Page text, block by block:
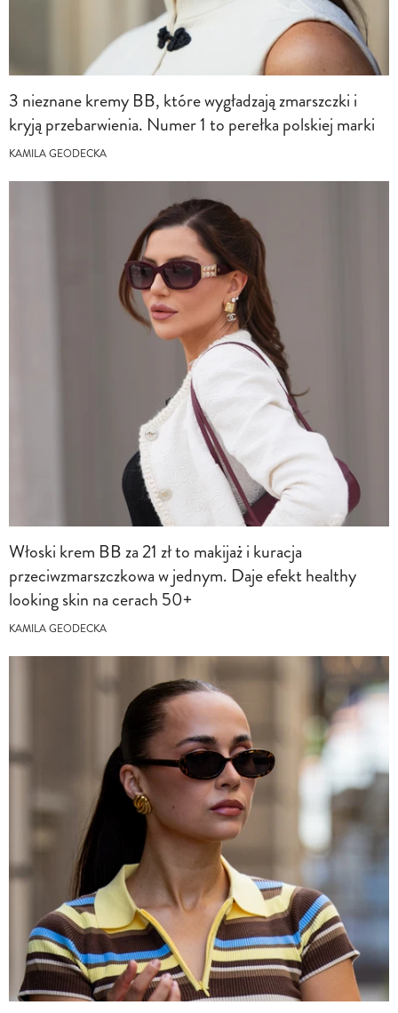
3 nieznane kremy BB, które wygładzają zmarszczki i
kryją przebarwienia. Numer 1 to perełka polskiej marki
KAMILA GEODECKA
Włoski krem BB za 21 zł to makijaż i kuracja
przeciwzmarszczkowa w jednym. Daje efekt healthy
looking skin na cerach 50+
KAMILA GEODECKA